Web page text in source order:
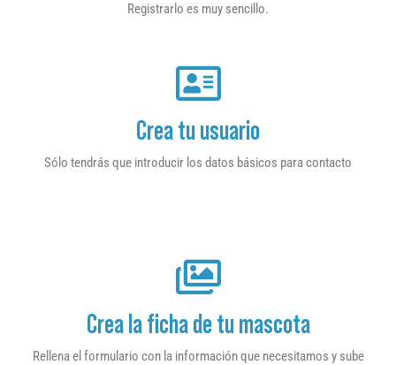
Registrarlo es muy sencillo.
Crea tu usuario
Sólo tendrás que introducir los datos básicos para contacto
Crea la ficha de tu mascota
Rellena el formulario con la información que necesitamos y sube